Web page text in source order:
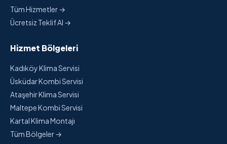
Tüm Hizmetler →
Ücretsiz Teklif Al →
Hizmet Bölgeleri
Kadıköy Klima Servisi
Üsküdar Kombi Servisi
Ataşehir Klima Servisi
Maltepe Kombi Servisi
Kartal Klima Montajı
Tüm Bölgeler →